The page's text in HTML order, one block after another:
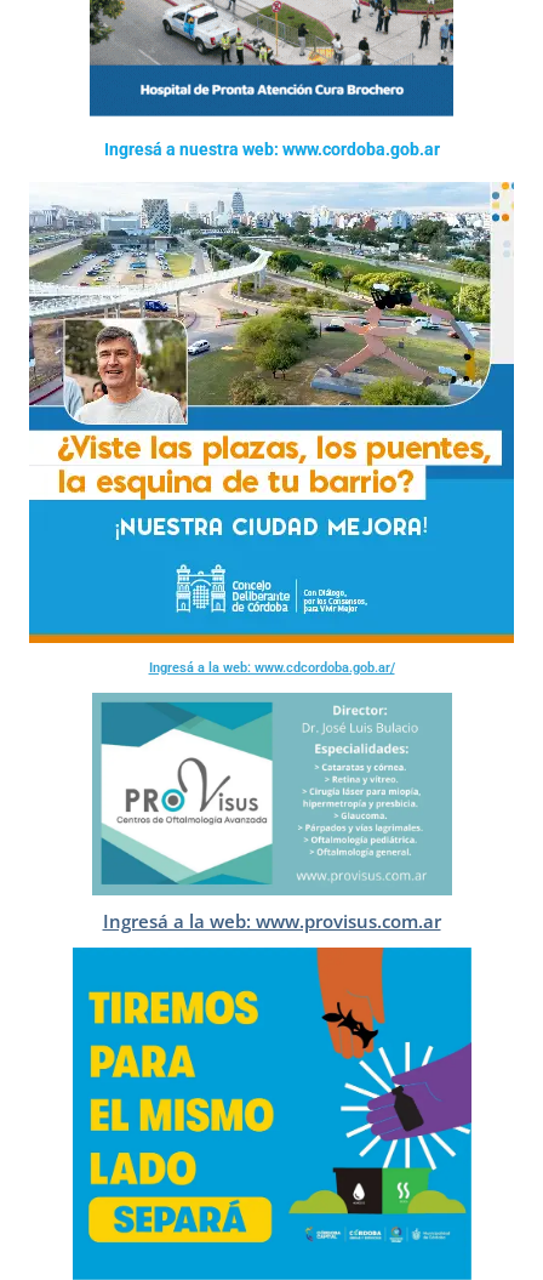
Ingresá a nuestra web: www.cordoba.gob.ar
Ingresá a la web: www.cdcordoba.gob.ar/
Ingresá a la web: www.provisus.com.ar